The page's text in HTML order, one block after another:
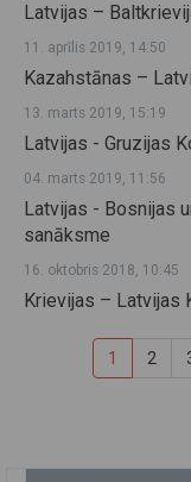
Latvijas –
11. aprīlis 2019, 14:50
Kazahstānas –
13. marts 2019, 15:19
Latvijas - Gruzijas
04. marts 2019, 11:56
Latvijas - Bosnijas
sanāksme
16. oktobris 2018, 10:45
Krievijas – Latvijas
1 2